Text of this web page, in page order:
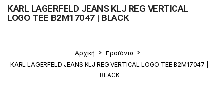
KARL LAGERFELD JEANS KLJ REG VERTICAL
LOGO TEE B2M17047 | BLACK
Αρχική
Προϊόντα
KARL LAGERFELD JEANS KLJ REG VERTICAL LOGO TEE B2M17047 |
BLACK